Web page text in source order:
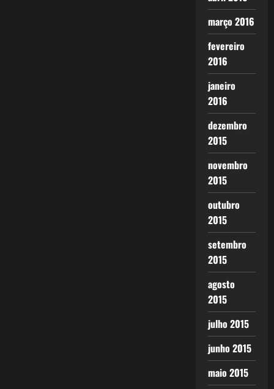
março 2016
fevereiro
2016
janeiro
2016
dezembro
2015
novembro
2015
outubro
2015
setembro
2015
agosto
2015
julho 2015
junho 2015
maio 2015